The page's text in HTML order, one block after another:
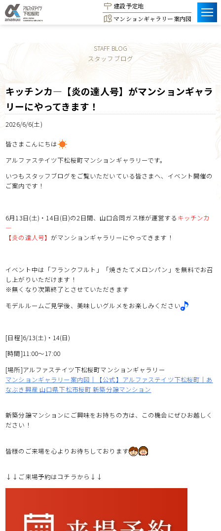
建設予定地
マンションギャラリー案内図
STAFF BLOG
スタッフブログ
キッチンカ―【炎の達人号】がマンションギャラ
リーにやってきます！
2026/6/6(土)
皆さまこんにちは
アルファステイツ下松桜町マンションギャラリーです。
いつもスタッフブログをご覧いただいている皆さまへ、イベント開催の
ご案内です！
6月13日(土)・14日(日)の2日間、山口合同ガス様が運営する キッチンカ
―
【炎の達人号】がマンションギャラリーにやってきます！
イベント中は「フランクフルト」「焼きたてメロンパン」を無料でお召
し上がりいただけます！
※無くなり次第終了とさせていただきます
モデルルームご見学後、美味しいグルメをお楽しみください
[日程]6/13(土)・14(日)
[時間]11:00～17:00
[場所]アルファステイツ下松桜町マンションギャラリー
マンションギャラリー案内図｜【公式】アルファステイツ下松桜町｜あ
なぶき興産 山口県下松市桜町 新築分譲マンション
新築分譲マンションにご興味をお持ちの方は、この機会にぜひお越しく
ださい！
皆様のご来場を心よりお待ちしております
↓↓ご来場予約はコチラから↓↓